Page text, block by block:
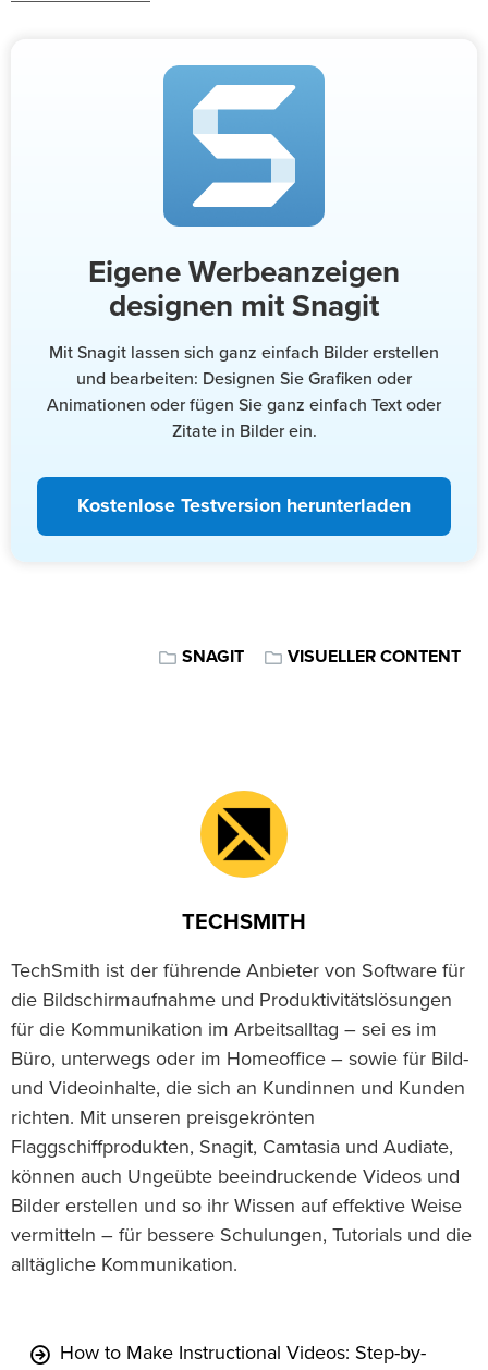
Eigene Werbeanzeigen
designen mit Snagit
Mit Snagit lassen sich ganz einfach Bilder erstellen
und bearbeiten: Designen Sie Grafiken oder
Animationen oder fügen Sie ganz einfach Text oder
Zitate in Bilder ein.
Kostenlose Testversion herunterladen
SNAGIT VISUELLER CONTENT
TECHSMITH
TechSmith ist der führende Anbieter von Software für
die Bildschirmaufnahme und Produktivitätslösungen
für die Kommunikation im Arbeitsalltag – sei es im
Büro, unterwegs oder im Homeoffice – sowie für Bild-
und Videoinhalte, die sich an Kundinnen und Kunden
richten. Mit unseren preisgekrönten
Flaggschiffprodukten, Snagit, Camtasia und Audiate,
können auch Ungeübte beeindruckende Videos und
Bilder erstellen und so ihr Wissen auf effektive Weise
vermitteln – für bessere Schulungen, Tutorials und die
alltägliche Kommunikation.
How to Make Instructional Videos: Step-by-